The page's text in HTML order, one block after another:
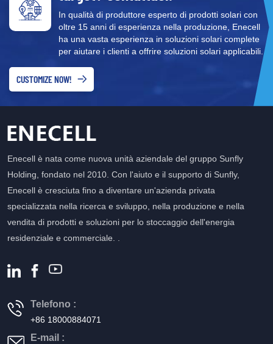
In qualità di produttore esperto di prodotti solari con
oltre 15 anni di esperienza nella produzione, Enecell
ha una vasta esperienza in soluzioni solari complete
per aiutare i clienti a offrire soluzioni solari applicabili.
CUSTOMIZE NOW!
Enecell è nata come nuova unità aziendale del gruppo Sunfly
Holding, fondato nel 2010. Con l'aiuto e il supporto di Sunfly,
Enecell è cresciuta fino a diventare un'azienda privata
specializzata nella ricerca e sviluppo, nella produzione e nella
vendita di prodotti e soluzioni per lo stoccaggio dell'energia
residenziale e commerciale. .
Telefono :
+86 18000884071
E-mail :